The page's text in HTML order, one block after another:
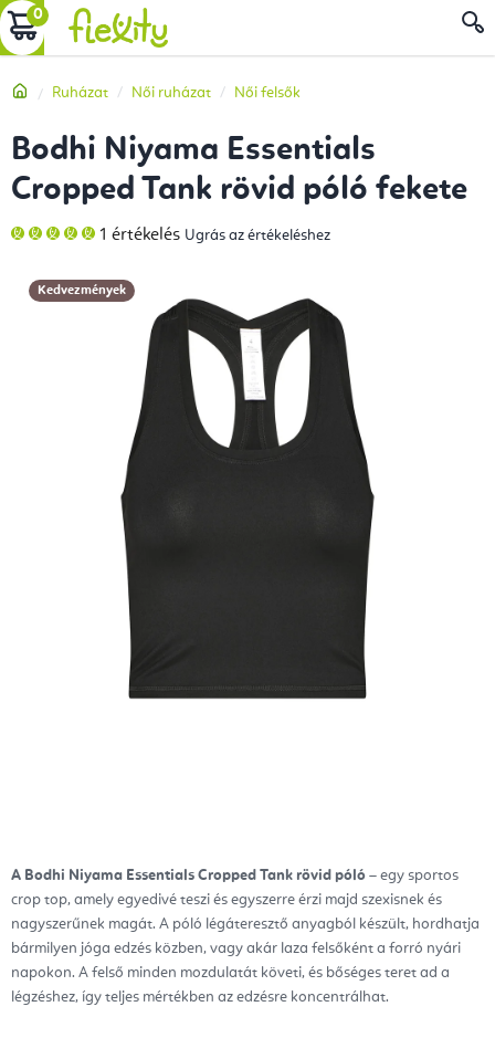
Ugrás
a
tartalomhoz
KOSÁR
Kezdőlap
Ruházat Női ruházat Női felsők
A Bodhi Niyama Essentials Cropped Tank rövid póló – egy sportos
crop top, amely egyedivé teszi és egyszerre érzi majd szexisnek és
nagyszerűnek magát. A póló légáteresztő anyagból készült, hordhatja
bármilyen jóga edzés közben, vagy akár laza felsőként a forró nyári
napokon. A felső minden mozdulatát követi, és bőséges teret ad a
légzéshez, így teljes mértékben az edzésre koncentrálhat.
Bodhi Niyama Essentials
Cropped Tank rövid póló fekete
A
termék
5-
ből
5,0
1 értékelés Ugrás az értékeléshez
Kedvezmények